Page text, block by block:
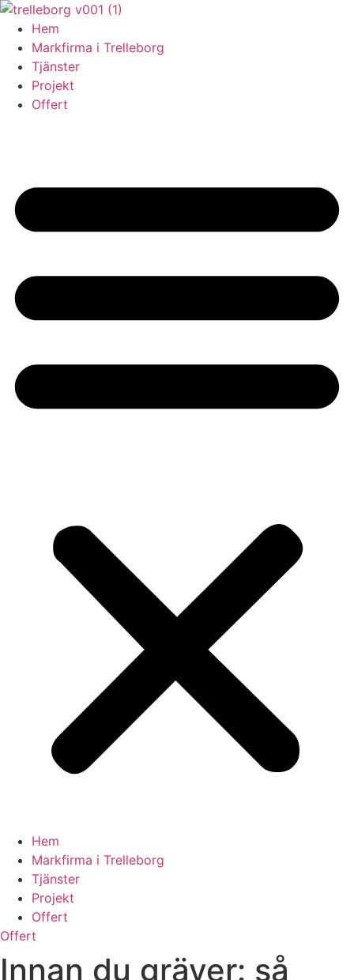
Skip
content
Hem
Markfirma i Trelleborg
Tjänster
Projekt
Offert
Hem
Markfirma i Trelleborg
Tjänster
Projekt
Offert
Offert
Innan du gräver: så